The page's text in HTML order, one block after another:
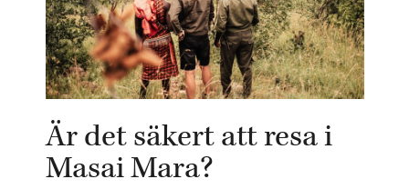
Är det säkert att resa i
Masai Mara?